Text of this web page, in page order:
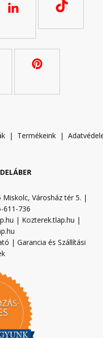
| Termékeink | A
Városház tér 5. |
611-736
| Kozterek.tlap.hu |
| Garancia és Szállítási